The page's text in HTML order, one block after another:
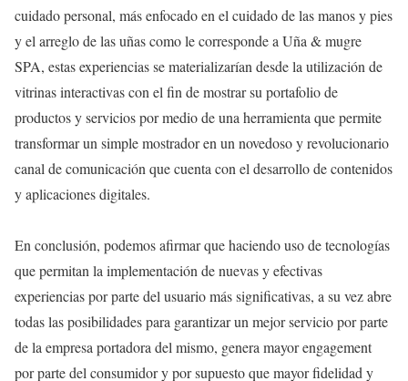
cuidado personal, más enfocado en el cuidado de las manos y pies
y el arreglo de las uñas como le corresponde a Uña & mugre
SPA, estas experiencias se materializarían desde la utilización de
vitrinas interactivas con el fin de mostrar su portafolio de
productos y servicios por medio de una herramienta que permite
transformar un simple mostrador en un novedoso y revolucionario
canal de comunicación que cuenta con el desarrollo de contenidos
y aplicaciones digitales.
En conclusión, podemos afirmar que haciendo uso de tecnologías
que permitan la implementación de nuevas y efectivas
experiencias por parte del usuario más significativas, a su vez abre
todas las posibilidades para garantizar un mejor servicio por parte
de la empresa portadora del mismo, genera mayor engagement
por parte del consumidor y por supuesto que mayor fidelidad y